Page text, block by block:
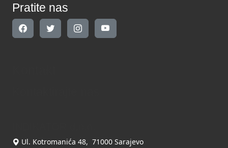
Pratite nas
Ul. Kotromanića 48, 71000 Sarajevo